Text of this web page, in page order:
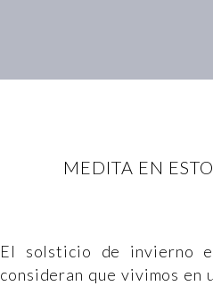
MEDITA EN
El solsticio de invierno
consideran que vivimos en